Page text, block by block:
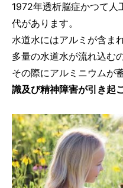
1972年透析脳症かつて人
代があります。
水道水にはアルミが含ま
多量の水道水が流れ込む
その際にアルミニウムが
識及び精神障害が引き起